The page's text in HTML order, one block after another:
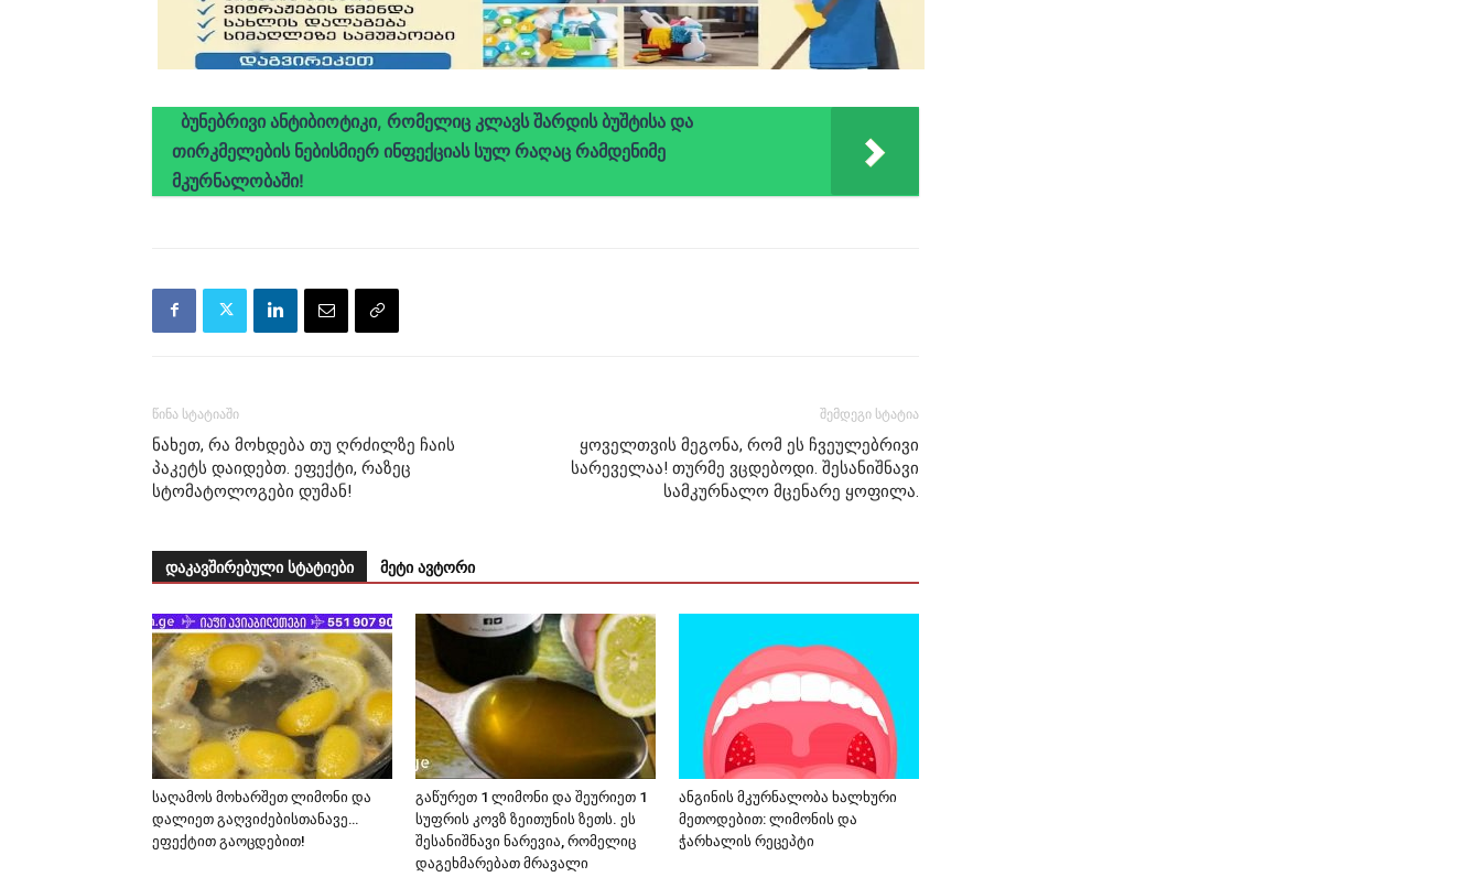
ბუნებრივი ანტიბიოტიკი, რომელიც კლავს შარდის ბუშტისა და
თირკმელების ნებისმიერ ინფექციას სულ რაღაც რამდენიმე
მკურნალობაში!
წინა სტატიაში
ნახეთ, რა მოხდება თუ ღრძილზე ჩაის
პაკეტს დაიდებთ. ეფექტი, რაზეც
სტომატოლოგები დუმან!
შემდეგი სტატია
ყოველთვის მეგონა, რომ ეს ჩვეულებრივი
სარეველაა! თურმე ვცდებოდი. შესანიშნავი
სამკურნალო მცენარე ყოფილა.
დაკავშირებული სტატიები მეტი ავტორი
საღამოს მოხარშეთ ლიმონი და
დალიეთ გაღვიძებისთანავე…
ეფექტით გაოცდებით!
გაწურეთ 1 ლიმონი და შეურიეთ 1
სუფრის კოვზ ზეითუნის ზეთს. ეს
შესანიშნავი ნარევია, რომელიც
დაგეხმარებათ მრავალი
ანგინის მკურნალობა ხალხური
მეთოდებით: ლიმონის და
ჭარხალის რეცეპტი